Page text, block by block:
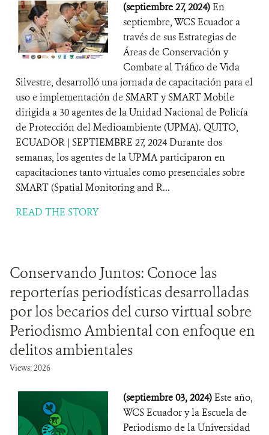
(septiembre 27, 2024)En
septiembre, WCS Ecuador a
través de sus Estrategias de
Áreas de Conservación y
Combate al Tráfico de Vida
Silvestre, desarrolló una jornada de capacitación para el
uso e implementación de SMART y SMART Mobile
dirigida a 30 agentes de la Unidad Nacional de Policía
de Protección del Medioambiente (UPMA). QUITO,
ECUADOR | SEPTIEMBRE 27, 2024 Durante dos
semanas, los agentes de la UPMA participaron en
capacitaciones tanto virtuales como presenciales sobre
SMART (Spatial Monitoring and R...
READ THE STORY
Conservando Juntos: Conoce las
reporterías periodísticas desarrolladas
por los becarios del curso virtual sobre
Periodismo Ambiental con enfoque en
delitos ambientales
Views: 2026
(septiembre 03, 2024)Este año,
WCS Ecuador y la Escuela de
Periodismo de la Universidad